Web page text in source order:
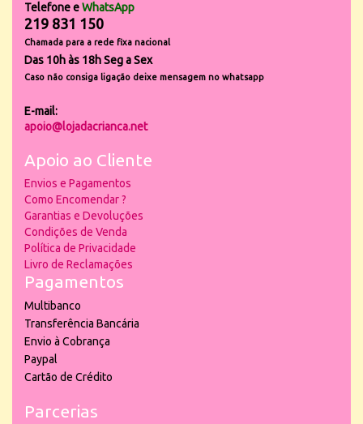
Telefone eWhatsApp
219 831 150
Chamada para a rede fixa nacional
Das 10h às 18h Seg a Sex
Caso não consiga ligação deixe mensagem no whatsapp
E-mail:
apoio@lojadacrianca.net
Apoio ao Cliente
Envios e Pagamentos
Como Encomendar ?
Garantias e Devoluções
Condições de Venda
Política de Privacidade
Livro de Reclamações
Pagamentos
Multibanco
Transferência Bancária
Envio à Cobrança
Paypal
Cartão de Crédito
Parcerias